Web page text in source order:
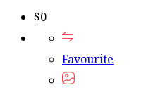
$0
Favourite